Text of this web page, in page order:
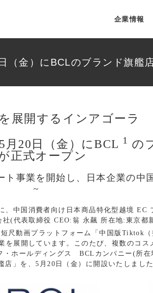
企業情報
（金）にBCLのブランド旗艦
展開するインアゴーラ
20日（金）にBCL 1 の
正式オープン
ト事業を開始し、日本企業の中
~
、中国消費者向け日本商品特化型越境 EC
(代表取締役 CEO:翁 永飆 所在地:東京都
尺動画プラットフォーム「中国版Tiktok
を展開しています。このたび、複数のコス
・ホールディングス BCLカンパニー(所
店」を、5月20日（金）に開設いたしました